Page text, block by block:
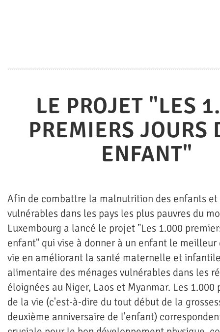
LE PROJET "LES
PREMIERS JOURS
ENFANT"
Afin de combattre la malnutrition des enfants et
vulnérables dans les pays les plus pauvres du
Luxembourg a lancé le projet "Les 1.000
enfant" qui vise à donner à un enfant le meilleur
vie en améliorant la santé maternelle et
alimentaire des ménages vulnérables dans les
éloignées au Niger, Laos et Myanmar. Les 1.000
de la vie (c'est-à-dire du tout début de la
deuxième anniversaire de l'enfant)